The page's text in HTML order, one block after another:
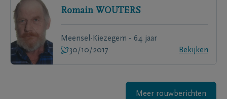
Romain WOUTERS
Meensel-Kiezegem - 64 jaar
30/10/2017
Bekijken
Meer rouwberichten